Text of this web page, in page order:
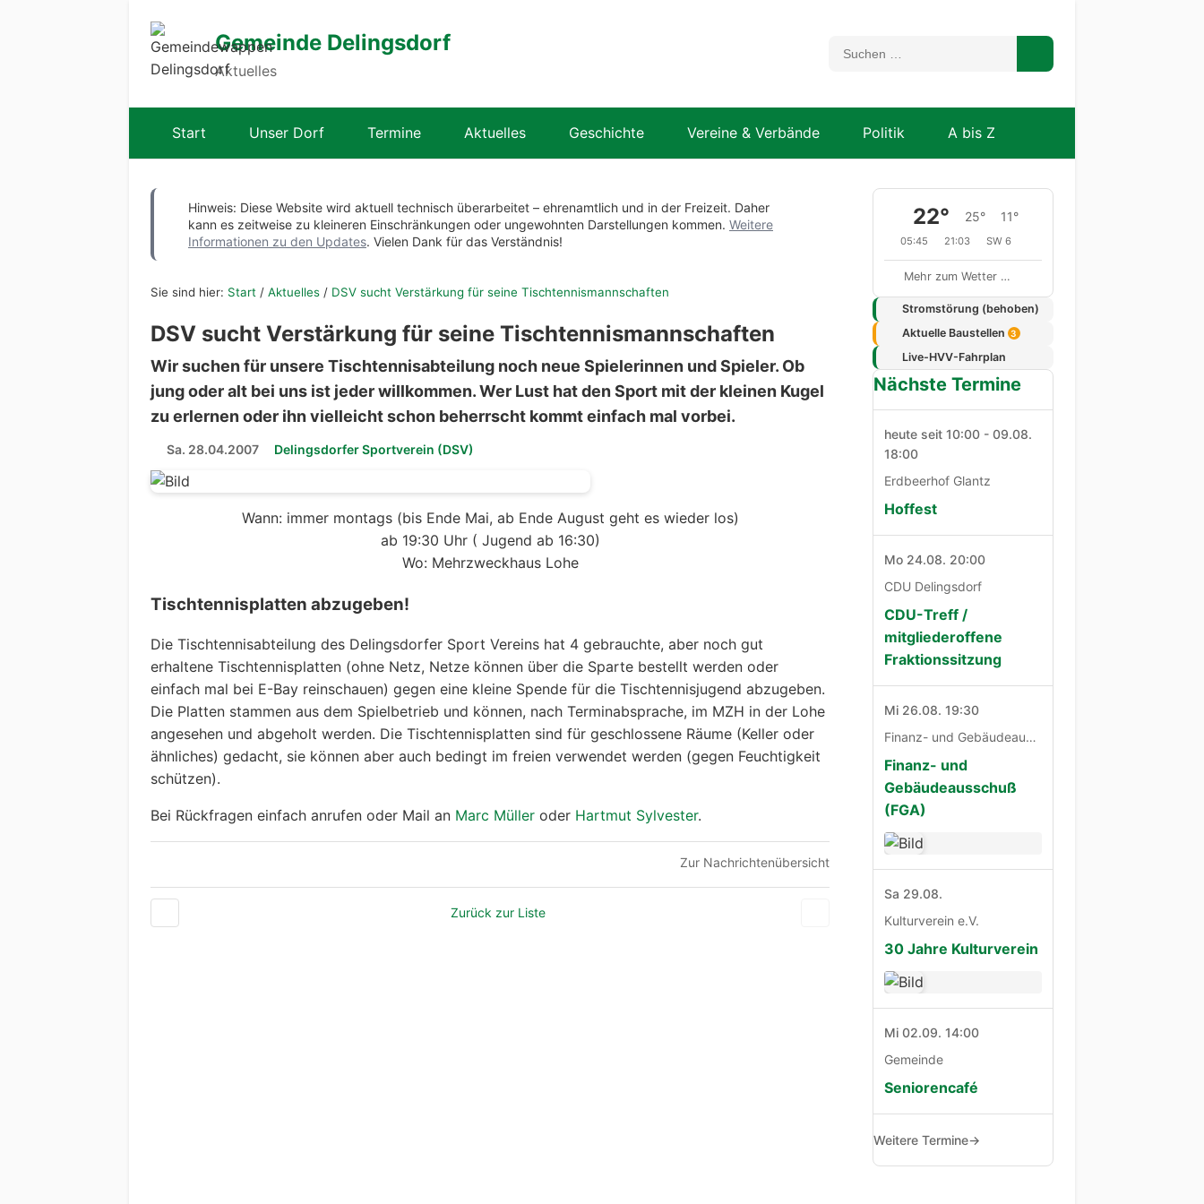
Gemeinde Delingsdorf
Aktuelles
Start Unser Dorf Termine Aktuelles Geschichte Vereine & Verbände Politik A bis Z
Hinweis: Diese Website wird aktuell technisch überarbeitet – ehrenamtlich und in der Freizeit. Daher
kann es zeitweise zu kleineren Einschränkungen oder ungewohnten Darstellungen kommen. Weitere
Informationen zu den Updates. Vielen Dank für das Verständnis!
Sie sind hier: Start / Aktuelles / DSV sucht Verstärkung für seine Tischtennismannschaften
DSV sucht Verstärkung für seine Tischtennismannschaften
Wir suchen für unsere Tischtennisabteilung noch neue Spielerinnen und Spieler. Ob
jung oder alt bei uns ist jeder willkommen. Wer Lust hat den Sport mit der kleinen Kugel
zu erlernen oder ihn vielleicht schon beherrscht kommt einfach mal vorbei.
Sa. 28.04.2007 Delingsdorfer Sportverein (DSV)
Wann: immer montags (bis Ende Mai, ab Ende August geht es wieder los)
ab 19:30 Uhr ( Jugend ab 16:30)
Wo: Mehrzweckhaus Lohe
Tischtennisplatten abzugeben!
Die Tischtennisabteilung des Delingsdorfer Sport Vereins hat 4 gebrauchte, aber noch gut
erhaltene Tischtennisplatten (ohne Netz, Netze können über die Sparte bestellt werden oder
einfach mal bei E-Bay reinschauen) gegen eine kleine Spende für die Tischtennisjugend abzugeben.
Die Platten stammen aus dem Spielbetrieb und können, nach Terminabsprache, im MZH in der Lohe
angesehen und abgeholt werden. Die Tischtennisplatten sind für geschlossene Räume (Keller oder
ähnliches) gedacht, sie können aber auch bedingt im freien verwendet werden (gegen Feuchtigkeit
schützen).
Bei Rückfragen einfach anrufen oder Mail an Marc Müller oder Hartmut Sylvester.
Zur Nachrichtenübersicht
Zurück zur Liste
22° 25° 11°
05:45 21:03 SW 6
Mehr zum Wetter …
Stromstörung (behoben)
Aktuelle Baustellen
3
Live-HVV-Fahrplan
Nächste Termine
heute seit 10:00 - 09.08.
18:00
Erdbeerhof Glantz
Hoffest
Mo 24.08. 20:00
CDU Delingsdorf
CDU-Treff /
mitgliederoffene
Fraktionssitzung
Mi 26.08. 19:30
Finanz- und Gebäudeausschuß
Finanz- und
Gebäudeausschuß
(FGA)
Sa 29.08.
Kulturverein e.V.
30 Jahre Kulturverein
Mi 02.09. 14:00
Gemeinde
Seniorencafé
Weitere Termine→